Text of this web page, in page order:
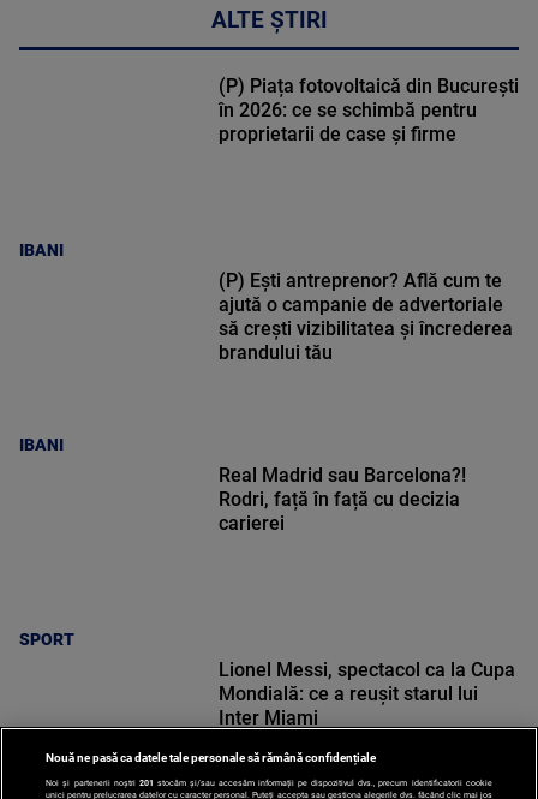
ALTE ȘTIRI
IBANI
(P) Piața fotovoltaică din București
în 2026: ce se schimbă pentru
proprietarii de case și firme
IBANI
(P) Ești antreprenor? Află cum te
ajută o campanie de advertoriale
să crești vizibilitatea și încrederea
brandului tău
SPORT
Real Madrid sau Barcelona?!
Rodri, față în față cu decizia
carierei
Lionel Messi, spectacol ca la Cupa
Mondială: ce a reușit starul lui
Inter Miami
Nouă ne pasă ca datele tale personale să rămână confidențiale
Noi și partenerii noștri 201 stocăm și/sau accesăm informații pe dispozitivul dvs., precum identificatorii cookie
unici pentru prelucrarea datelor cu caracter personal. Puteți accepta sau gestiona alegerile dvs. făcând clic mai jos